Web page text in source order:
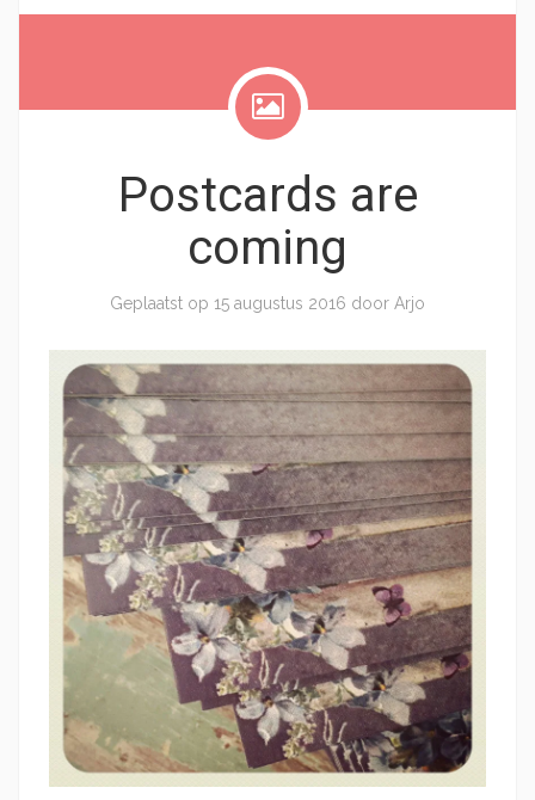
Postcards are
coming
Geplaatst op 15 augustus 2016 door Arjo